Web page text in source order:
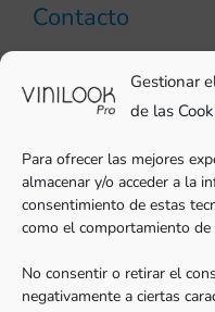
Gestionar
de las
Para ofrecer las mejores
almacenar y/o acceder a la
consentimiento de estas
como el comportamiento de
No consentir o retirar el
negativamente a ciertas
Contacto
pro@vinilook.es
Vinilos